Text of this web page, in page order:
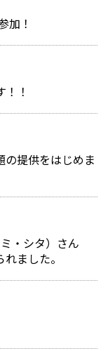
加！
！
提供をはじめま
・シタ）さん
ました。